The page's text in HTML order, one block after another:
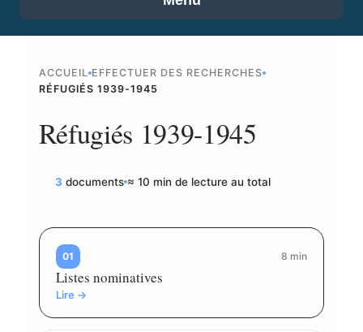
ACCUEIL EFFECTUER DES RECHERCHES
RÉFUGIÉS 1939-1945
Réfugiés 1939-1945
3 documents ≈ 10 min de lecture au total
01 8 min
Listes nominatives
Lire →